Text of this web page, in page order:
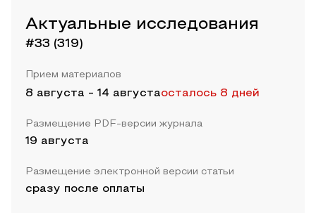
Актуальные исследования
#33 (319)
Прием материалов
8 августа - 14 августаосталось 8 дней
Размещение PDF-версии журнала
19 августа
Размещение электронной версии статьи
сразу после оплаты